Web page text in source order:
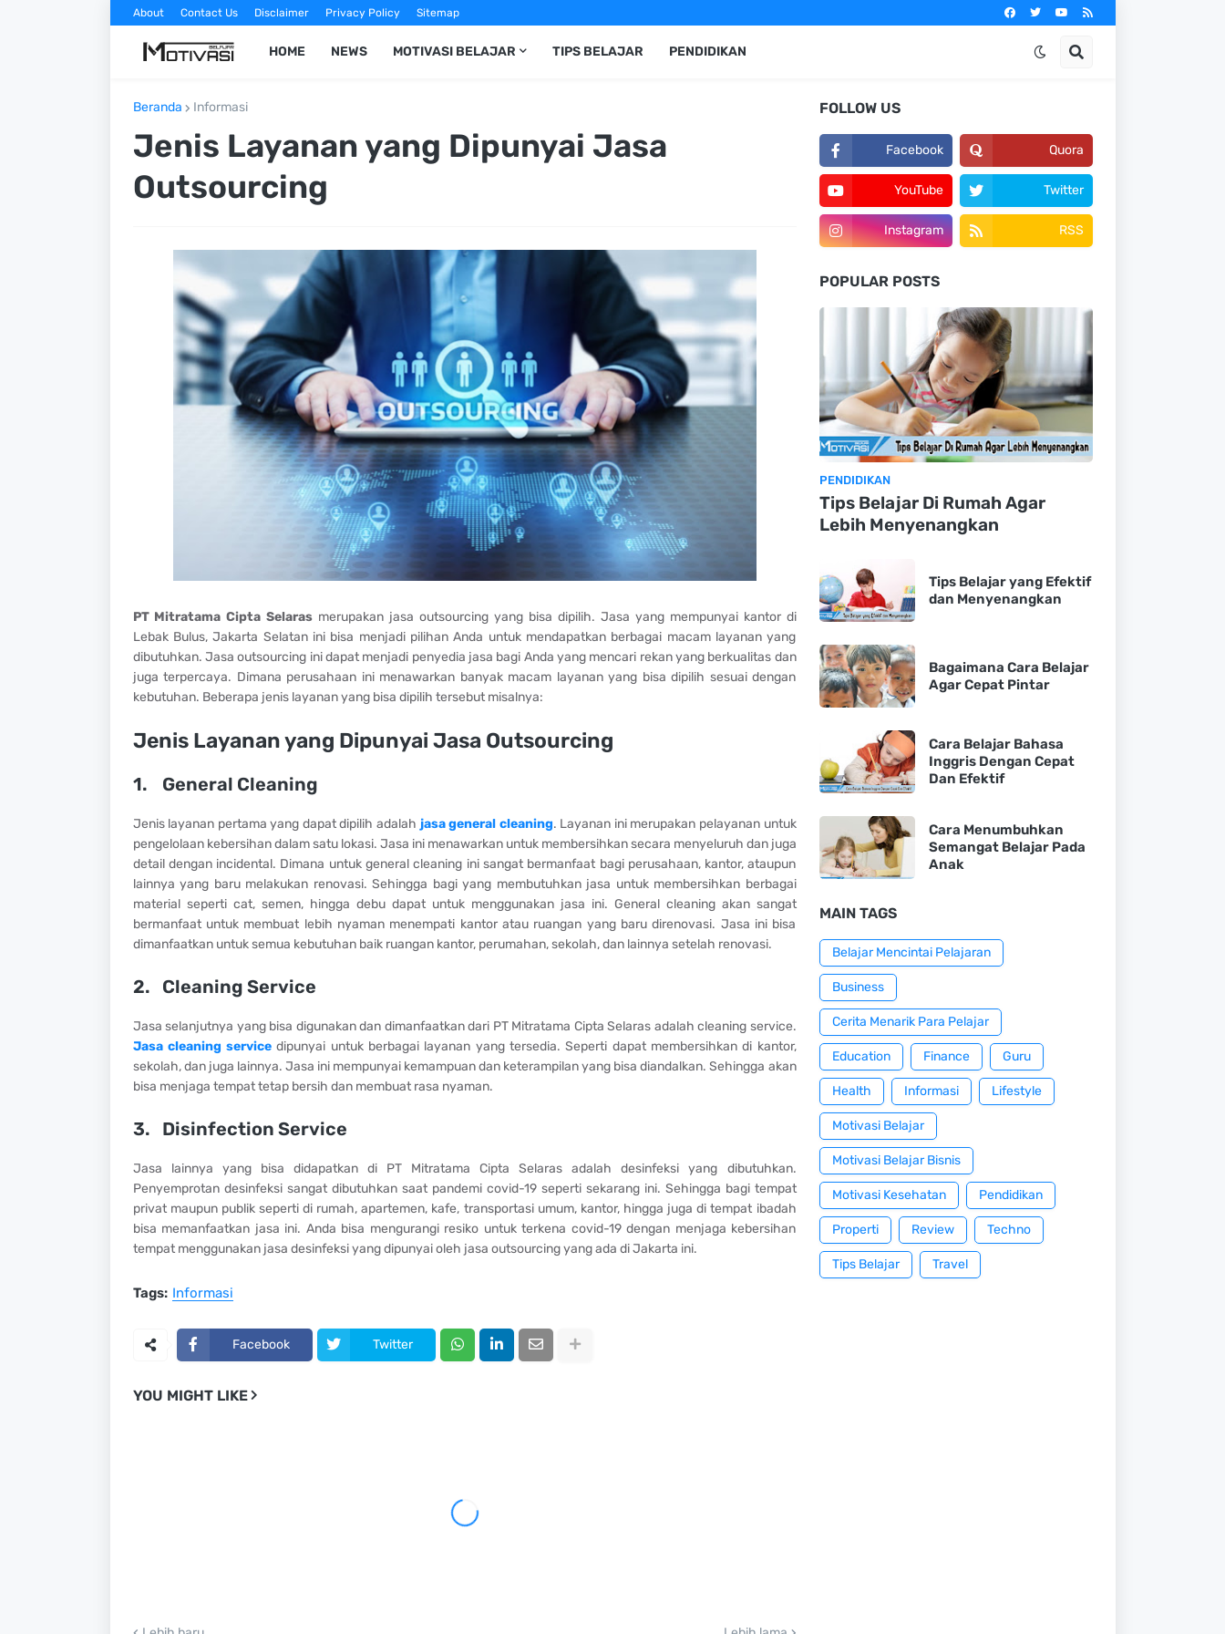
About Contact Us Disclaimer Privacy Policy Sitemap
HOME NEWS MOTIVASI BELAJAR TIPS BELAJAR PENDIDIKAN
Beranda Informasi
Jenis Layanan yang Dipunyai Jasa
Outsourcing
PT Mitratama Cipta Selaras merupakan jasa outsourcing yang bisa dipilih. Jasa yang mempunyai kantor di
Lebak Bulus, Jakarta Selatan ini bisa menjadi pilihan Anda untuk mendapatkan berbagai macam layanan yang
dibutuhkan. Jasa outsourcing ini dapat menjadi penyedia jasa bagi Anda yang mencari rekan yang berkualitas dan
juga terpercaya. Dimana perusahaan ini menawarkan banyak macam layanan yang bisa dipilih sesuai dengan
kebutuhan. Beberapa jenis layanan yang bisa dipilih tersebut misalnya:
Jenis Layanan yang Dipunyai Jasa Outsourcing
1. General Cleaning
Jenis layanan pertama yang dapat dipilih adalah jasa general cleaning. Layanan ini merupakan pelayanan untuk
pengelolaan kebersihan dalam satu lokasi. Jasa ini menawarkan untuk membersihkan secara menyeluruh dan juga
detail dengan incidental. Dimana untuk general cleaning ini sangat bermanfaat bagi perusahaan, kantor, ataupun
lainnya yang baru melakukan renovasi. Sehingga bagi yang membutuhkan jasa untuk membersihkan berbagai
material seperti cat, semen, hingga debu dapat untuk menggunakan jasa ini. General cleaning akan sangat
bermanfaat untuk membuat lebih nyaman menempati kantor atau ruangan yang baru direnovasi. Jasa ini bisa
dimanfaatkan untuk semua kebutuhan baik ruangan kantor, perumahan, sekolah, dan lainnya setelah renovasi.
2. Cleaning Service
Jasa selanjutnya yang bisa digunakan dan dimanfaatkan dari PT Mitratama Cipta Selaras adalah cleaning service.
Jasa cleaning service dipunyai untuk berbagai layanan yang tersedia. Seperti dapat membersihkan di kantor,
sekolah, dan juga lainnya. Jasa ini mempunyai kemampuan dan keterampilan yang bisa diandalkan. Sehingga akan
bisa menjaga tempat tetap bersih dan membuat rasa nyaman.
3. Disinfection Service
Jasa lainnya yang bisa didapatkan di PT Mitratama Cipta Selaras adalah desinfeksi yang dibutuhkan.
Penyemprotan desinfeksi sangat dibutuhkan saat pandemi covid-19 seperti sekarang ini. Sehingga bagi tempat
privat maupun publik seperti di rumah, apartemen, kafe, transportasi umum, kantor, hingga juga di tempat ibadah
bisa memanfaatkan jasa ini. Anda bisa mengurangi resiko untuk terkena covid-19 dengan menjaga kebersihan
tempat menggunakan jasa desinfeksi yang dipunyai oleh jasa outsourcing yang ada di Jakarta ini.
Tags: Informasi
Facebook Twitter
YOU MIGHT LIKE
FOLLOW US
Facebook Quora
YouTube Twitter
Instagram RSS
POPULAR POSTS
PENDIDIKAN
Tips Belajar Di Rumah Agar
Lebih Menyenangkan
Tips Belajar yang Efektif
dan Menyenangkan
Bagaimana Cara Belajar
Agar Cepat Pintar
Cara Belajar Bahasa
Inggris Dengan Cepat
Dan Efektif
Cara Menumbuhkan
Semangat Belajar Pada
Anak
MAIN TAGS
Belajar Mencintai Pelajaran
Business
Cerita Menarik Para Pelajar
Education Finance Guru
Health Informasi Lifestyle
Motivasi Belajar
Motivasi Belajar Bisnis
Motivasi Kesehatan Pendidikan
Properti Review Techno
Tips Belajar Travel